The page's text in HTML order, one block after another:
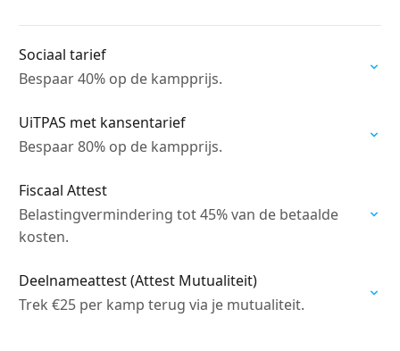
Sociaal tarief
Bespaar 40% op de kampprijs.
UiTPAS met kansentarief
Bespaar 80% op de kampprijs.
Fiscaal Attest
Belastingvermindering tot 45% van de betaalde
kosten.
Deelnameattest (Attest Mutualiteit)
Trek €25 per kamp terug via je mutualiteit.